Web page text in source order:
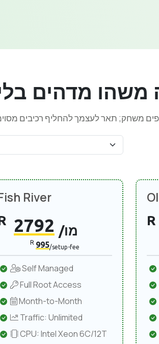
משהו מדהים
River
2792 /מו
R 995/setup-fee
Self Managed
Full Root Access
Month-to-Month
Traffic: Unlimited
CPU: Intel Xeon 6C/12T
R